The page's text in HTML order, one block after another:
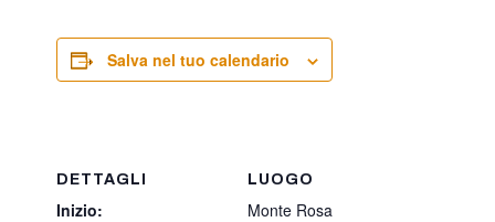
Salva nel tuo calendario
DETTAGLI
Inizio:
LUOGO
Monte Rosa